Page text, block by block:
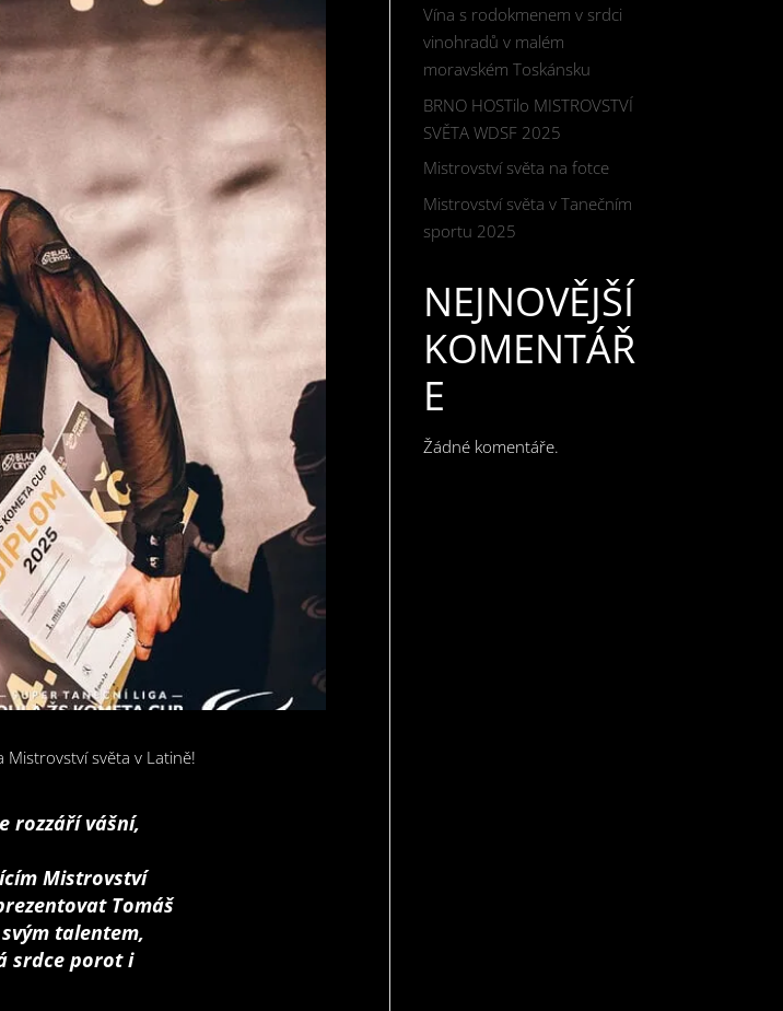
Mistrovství světa v Latině!
rozzáří vášní,
Mistrovství
Tomáš
talentem,
srdce porot i
Vína s rodokmenem v srdci
vinohradů v malém
moravském Toskánsku
BRNO HOSTilo MISTROVSTVÍ
SVĚTA WDSF 2025
Mistrovství světa na fotce
Mistrovství světa v Tanečním
sportu 2025
NEJNOVĚJŠÍ
KOMENTÁŘ
E
Žádné komentáře.